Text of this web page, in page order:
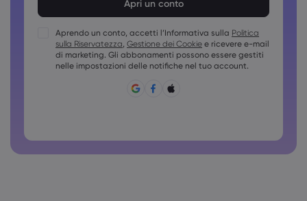
Le password devono contenere almeno 1 carattere
Le password devono contenere almeno una maiuscola
Le password devono contenere almeno una minuscola
La password deve contenere ~!@#£%^&amp;*()_-
Non è possibile usare password comuni
Aprendo un conto, accetti l’Informativa sulla Politica
sulla Riservatezza, Gestione dei Cookie e ricevere e-mail
di marketing. Gli abbonamenti possono essere gestiti
nelle impostazioni delle notifiche nel tuo account.